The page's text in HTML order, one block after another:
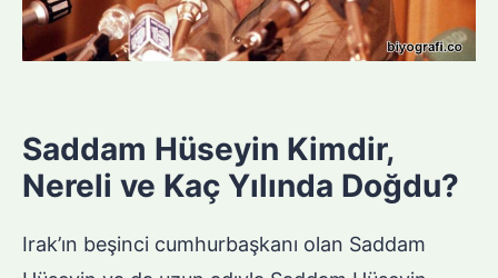
Saddam Hüseyin Kimdir,
Nereli ve Kaç Yılında Doğdu?
Irak’ın beşinci cumhurbaşkanı olan Saddam